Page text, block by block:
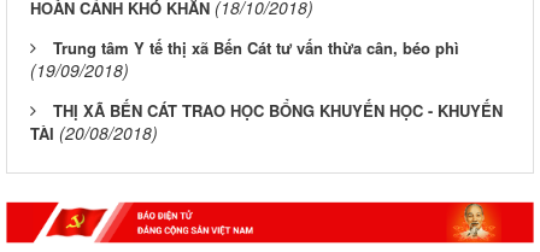
HOÀN CẢNH KHÓ KHĂN (18/10/2018)
Trung tâm Y tế thị xã Bến Cát tư vấn thừa cân, béo phì
(19/09/2018)
THỊ XÃ BẾN CÁT TRAO HỌC BỔNG KHUYẾN HỌC - KHUYẾN
TÀI (20/08/2018)